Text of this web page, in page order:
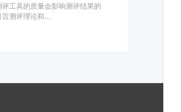
工具的质量会影响测评结果的
测评理论和...